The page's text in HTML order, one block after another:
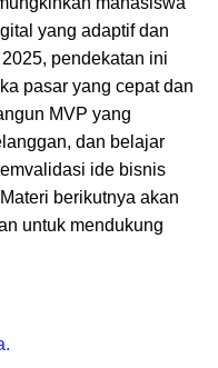
yang adaptif dan
pendekatan ini
pasar yang cepat dan
MVP yang
dan belajar
ide bisnis
berikutnya akan
untuk mendukung